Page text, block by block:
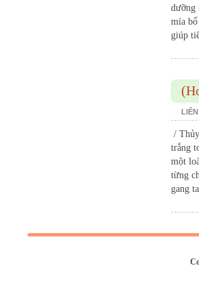
dưỡng
mía
giúp
/
trắng
một
từng
gang